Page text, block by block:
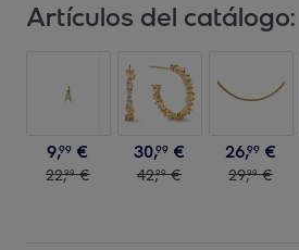
Artículos del catálogo:
9,99 €
22,99 €
30,99 €
42,99 €
26,99 €
29,99 €